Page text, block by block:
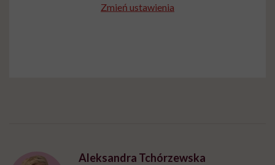
Zmień ustawienia
Aleksandra Tchórzewska